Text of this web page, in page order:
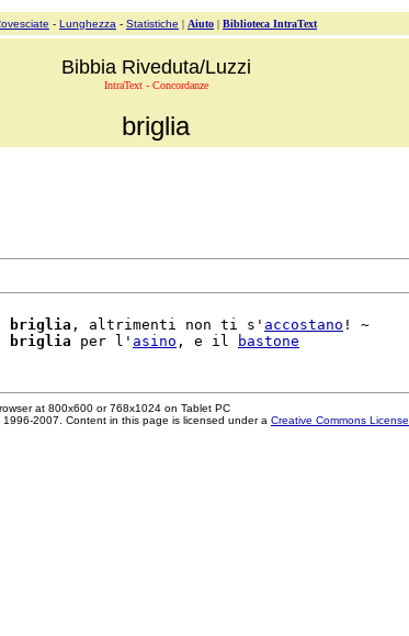
- Lunghezza - Statistiche | Aiuto | Biblioteca IntraText
Bibbia Riveduta/Luzzi
IntraText - Concordanze
briglia
briglia , altrimenti non ti s' accostano ! ~
briglia per l' asino , e il bastone
at 800x600 or 768x1024 on Tablet PC
1996-2007. Content in this page is licensed under a Creative Commons License